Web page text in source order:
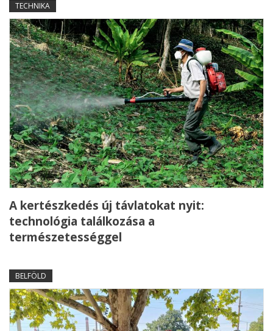
TECHNIKA
A kertészkedés új távlatokat nyit:
technológia találkozása a
természetességgel
BELFÖLD